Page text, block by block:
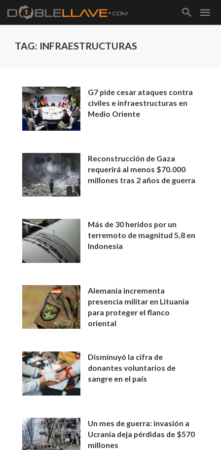
TAG: INFRAESTRUCTURAS
G7 pide cesar ataques contra
civiles e infraestructuras en
Medio Oriente
Reconstrucción de Gaza
requerirá al menos $70.000
millones tras 2 años de guerra
Más de 30 heridos por un
terremoto de magnitud 5,8 en
Indonesia
Alemania incrementa
presencia militar en Lituania
para proteger el flanco
oriental
Disminuyó la cifra de
donantes voluntarios de
sangre en el país
Un mes de guerra: invasión a
Ucrania deja pérdidas de $570
millones